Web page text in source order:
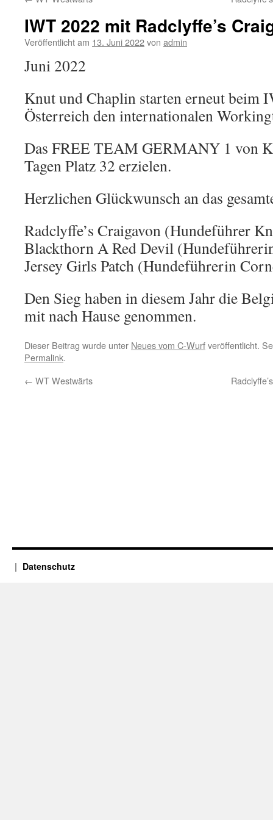
IWT 2022 mit Radclyffe’s
Veröffentlicht am 13. Juni 2022von admin
Juni 2022
Knut und Chaplin starten erneut beim
Österreich den internationalen
Das FREE TEAM GERMANY 1 von
Tagen Platz 32 erzielen.
Herzlichen Glückwunsch an das
Radclyffe’s Craigavon (Hundeführer
Blackthorn A Red Devil
Jersey Girls Patch (Hundeführerin
Den Sieg haben in diesem Jahr die
mit nach Hause genommen.
Dieser Beitrag wurde unter Neues vom C-Wurfveröffentlicht.
Permalink.
← WT Westwärts
Datenschutz